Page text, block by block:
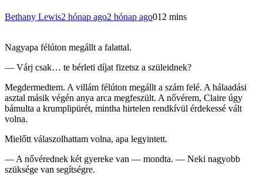
Bethany Lewis2 hónap ago2 hónap ago012 mins
Nagyapa félúton megállt a falattal.
— Várj csak… te bérleti díjat fizetsz a szüleidnek?
Megdermedtem. A villám félúton megállt a szám felé. A hálaadási
asztal másik végén anya arca megfeszült. A nővérem, Claire úgy
bámulta a krumplipürét, mintha hirtelen rendkívül érdekessé vált
volna.
Mielőtt válaszolhattam volna, apa legyintett.
— A nővérednek két gyereke van — mondta. — Neki nagyobb
szüksége van segítségre.